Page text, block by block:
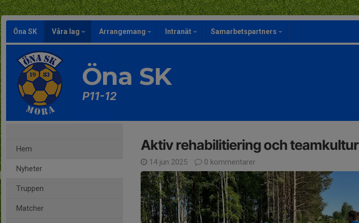
Öna SK Våra lag Arrangemang Intranät Samarbetspartners
Öna SK
P11-12
Hem
Nyheter
Truppen
Matcher
Aktiv rehabilitiering och teamkultur
14 jun 2025 0 kommentarer